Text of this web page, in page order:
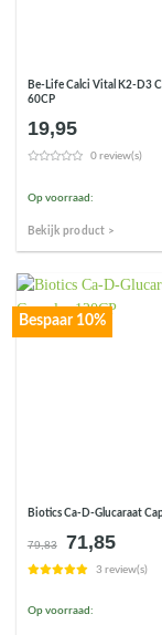
Be-Life Calci Vital K2-D3
60CP
19,95
0 review(s)
Op voorraad:
Bekijk product >
Bespaar 10%
Biotics Ca-D-Glucaraat
79,83
prijs
was:
71,85
prijs
is:
3 review(s)
Op voorraad: